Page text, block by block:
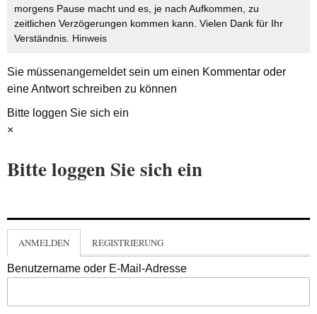
morgens Pause macht und es, je nach Aufkommen, zu
zeitlichen Verzögerungen kommen kann. Vielen Dank für Ihr
Verständnis. Hinweis
Sie müssenangemeldetsein um einen Kommentar oder
eine Antwort schreiben zu können
Bitte loggen Sie sich ein
×
Bitte loggen Sie sich ein
ANMELDEN REGISTRIERUNG
Benutzername oder E-Mail-Adresse